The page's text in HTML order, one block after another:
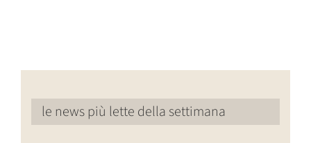
le news più lette della settimana